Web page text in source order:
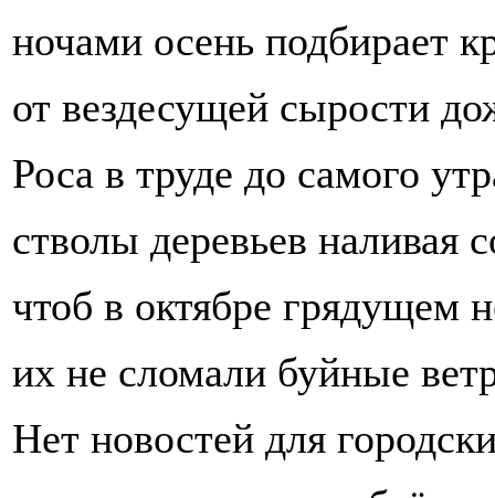
ночами осень подбирает
от вездесущей сырости
Роса в труде до самого
стволы деревьев наливая
чтоб в октябре грядущем
их не сломали буйные
Нет новостей для